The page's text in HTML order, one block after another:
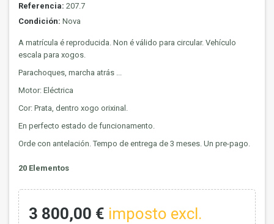
Referencia: 207.7
Condición: Nova
A matrícula é reproducida. Non é válido para circular. Vehículo
escala para xogos.
Parachoques, marcha atrás ...
Motor: Eléctrica
Cor: Prata, dentro xogo orixinal.
En perfecto estado de funcionamento.
Orde con antelación. Tempo de entrega de 3 meses. Un pre-pago.
20 Elementos
3 800,00 € imposto excl.